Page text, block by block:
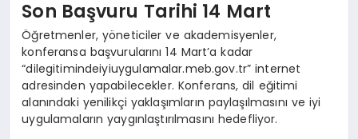
Son Başvuru Tarihi 14 Mart
Öğretmenler, yöneticiler ve akademisyenler,
konferansa başvurularını 14 Mart’a kadar
“dilegitimindeiyiuygulamalar.meb.gov.tr” internet
adresinden yapabilecekler. Konferans, dil eğitimi
alanındaki yenilikçi yaklaşımların paylaşılmasını ve iyi
uygulamaların yaygınlaştırılmasını hedefliyor.